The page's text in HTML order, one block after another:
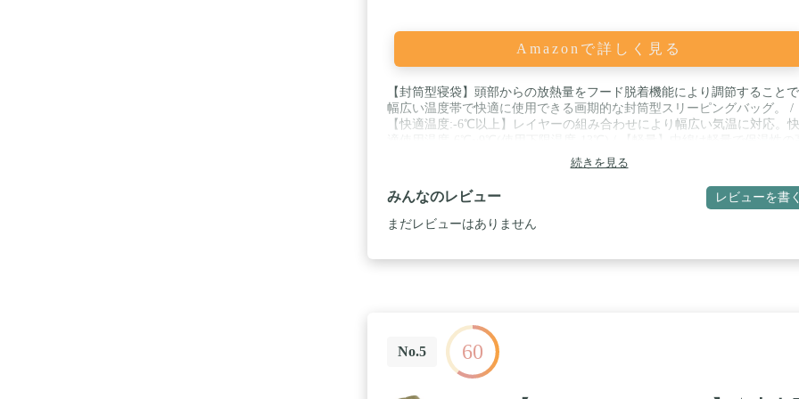
Amazonで詳しく見る
【封筒型寝袋】頭部からの放熱量をフード脱着機能により調節することで
幅広い温度帯で快適に使用できる画期的な封筒型スリーピングバッグ。 /
【快適温度:-6℃以上】レイヤーの組み合わせにより幅広い気温に対応。快
いダウン(ゴールド)とポリエステル綿(ブラウン)を使用。 / 【フードは枕
に】フード部分は脱着可能。取り外したフードは枕になります。 / 【付属
品】収納ケース
続きを見る
みんなのレビュー レビューを書く
まだレビューはありません
No.5 60